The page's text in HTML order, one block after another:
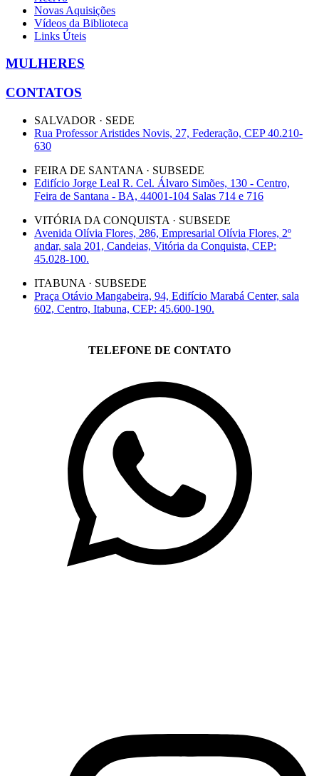
Novas Aquisições
Vídeos da Biblioteca
Links Úteis
MULHERES
CONTATOS
SALVADOR · SEDE
Rua Professor Aristides Novis, 27, Federação, CEP 40.210-
630
FEIRA DE SANTANA · SUBSEDE
Edifício Jorge Leal R. Cel. Álvaro Simões, 130 - Centro,
Feira de Santana - BA, 44001-104 Salas 714 e 716
VITÓRIA DA CONQUISTA · SUBSEDE
Avenida Olívia Flores, 286, Empresarial Olívia Flores, 2º
andar, sala 201, Candeias, Vitória da Conquista, CEP:
45.028-100.
ITABUNA · SUBSEDE
Praça Otávio Mangabeira, 94, Edifício Marabá Center, sala
602, Centro, Itabuna, CEP: 45.600-190.
TELEFONE DE CONTATO